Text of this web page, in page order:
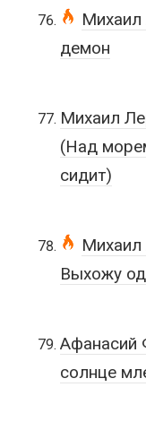
демон
Михаил
(Над
сидит)
Выхожу
Афанасий
солнце